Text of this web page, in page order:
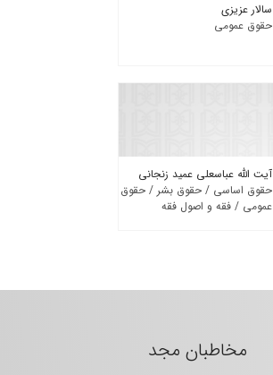
سالار عزیزی
حقوق عمومی
آیت الله عباسعلی عمید زنجانی
حقوق اساسی / حقوق بشر / حقوق
عمومی / فقه و اصول فقه
مخاطبان مجد